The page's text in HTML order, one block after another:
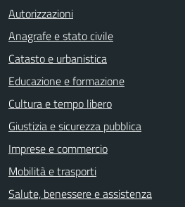
Autorizzazioni
Anagrafe e stato civile
Catasto e urbanistica
Educazione e formazione
Cultura e tempo libero
Giustizia e sicurezza pubblica
Imprese e commercio
Mobilità e trasporti
Salute, benessere e assistenza